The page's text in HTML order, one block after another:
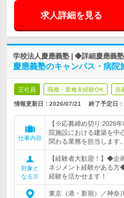
求人詳細を見る
学校法人慶應義塾 | ◆詳細慶應義
慶應義塾のキャンパス・病院
正社員 職種・業種未経験OK 急
情報更新日：2026/07/21 終了予定日：
仕事内容
【※応募締め切り:2026
院施設における建築を中
関わる業務を担当します。
対象と
なる方
【経験者大歓迎！】◆企
ネジメント経験がある
経験を活かせます！
東京（港・新宿）／神奈